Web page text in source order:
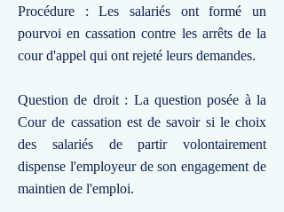
Procédure : Les salariés ont formé un
pourvoi en cassation contre les arrêts de la
cour d'appel qui ont rejeté leurs demandes.
Question de droit : La question posée à la
Cour de cassation est de savoir si le choix
des salariés de partir volontairement
dispense l'employeur de son engagement de
maintien de l'emploi.